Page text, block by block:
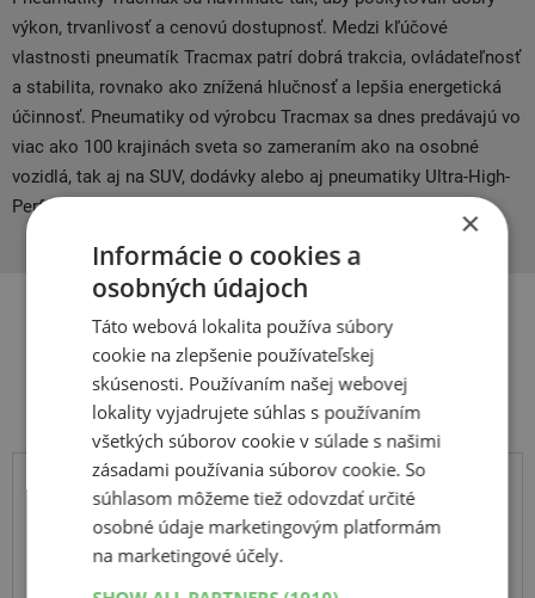
výkon, trvanlivosť a cenovú dostupnosť. Medzi kľúčové
vlastnosti pneumatík Tracmax patrí dobrá trakcia, ovládateľnosť
a stabilita, rovnako ako znížená hlučnosť a lepšia energetická
účinnosť. Pneumatiky od výrobcu Tracmax sa dnes predávajú vo
viac ako 100 krajinách sveta so zameraním ako na osobné
vozidlá, tak aj na SUV, dodávky alebo aj pneumatiky Ultra-High-
Performance (UHF).
Súvisiace produkty
textilní sněhové řetězy - osobní
AutoSock typ 540
×
Informácie o cookies a
osobných údajoch
Táto webová lokalita používa súbory
cookie na zlepšenie používateľskej
skúsenosti. Používaním našej webovej
lokality vyjadrujete súhlas s používaním
všetkých súborov cookie v súlade s našimi
zásadami používania súborov cookie. So
súhlasom môžeme tiež odovzdať určité
osobné údaje marketingovým platformám
na marketingové účely.